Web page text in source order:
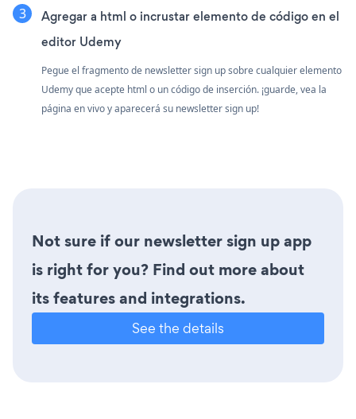
Agregar a html o incrustar elemento de código en el
editor Udemy
Pegue el fragmento de newsletter sign up sobre cualquier elemento
Udemy que acepte html o un código de inserción. ¡guarde, vea la
página en vivo y aparecerá su newsletter sign up!
Not sure if our newsletter sign up app
is right for you? Find out more about
its features and integrations.
See the details